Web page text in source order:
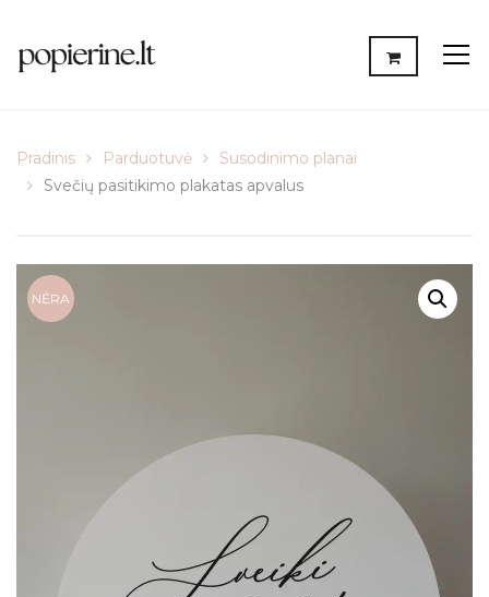
Pradinis Parduotuvė
Susodinimo planai
Svečių pasitikimo plakatas apvalus
NĖRA